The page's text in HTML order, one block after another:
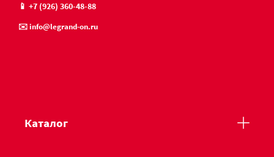
📱 +7 (926) 360-48-88
✉️ info@legrand-on.ru
Каталог